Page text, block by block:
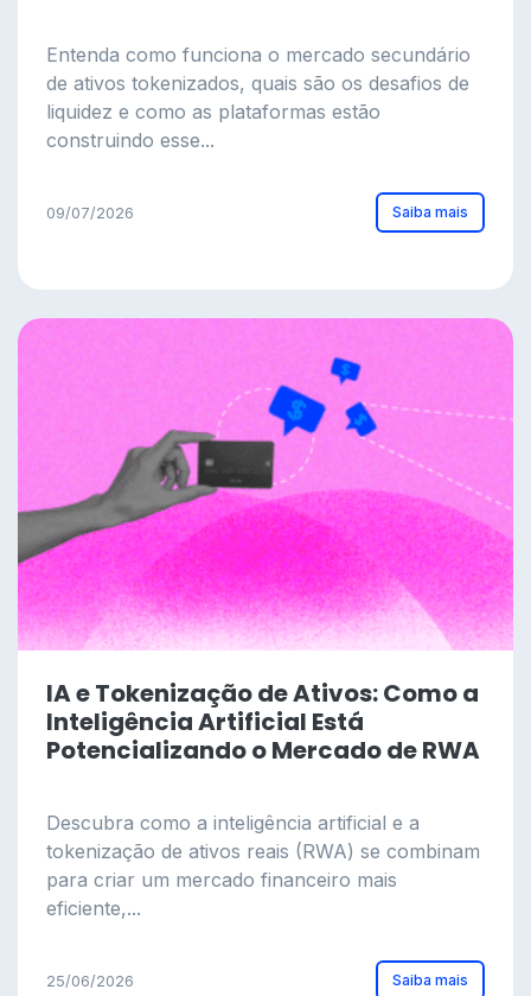
Entenda como funciona o mercado secundário
de ativos tokenizados, quais são os desafios de
liquidez e como as plataformas estão
construindo esse...
09/07/2026 Saiba mais
IA e Tokenização de Ativos: Como a
Inteligência Artificial Está
Potencializando o Mercado de RWA
Descubra como a inteligência artificial e a
tokenização de ativos reais (RWA) se combinam
para criar um mercado financeiro mais
eficiente,...
25/06/2026 Saiba mais